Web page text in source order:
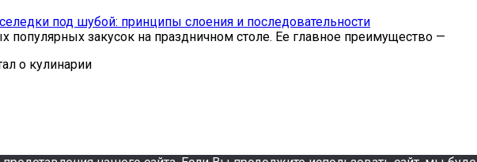
под шубой: принципы слоения и последовательности
популярных закусок на праздничном столе. Ее главное преимущество —
о кулинарии